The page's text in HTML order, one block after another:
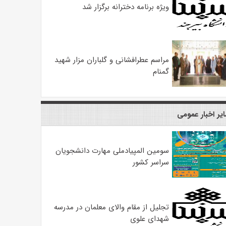
ویژه برنامه دخترانه برگزار شد
مراسم عطرافشانی و گلباران مزار شهید
گمنام
اخبار عمومی
سومین المپیادملی مهارت دانشجویان
سراسر کشور
تجلیل از مقام والای معلمان در مدرسه
شهدای علوی